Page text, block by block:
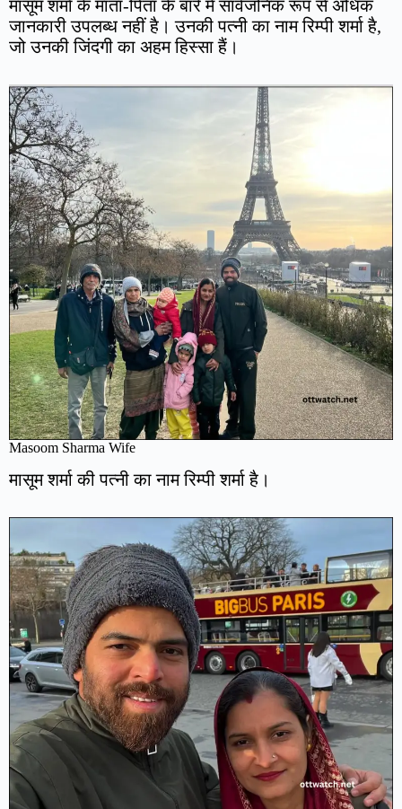
मासूम शर्मा के माता-पिता के बारे में सार्वजनिक रूप से अधिक
जानकारी उपलब्ध नहीं है। उनकी पत्नी का नाम रिम्पी शर्मा है,
जो उनकी जिंदगी का अहम हिस्सा हैं।
Masoom Sharma Wife
मासूम शर्मा की पत्नी का नाम रिम्पी शर्मा है।